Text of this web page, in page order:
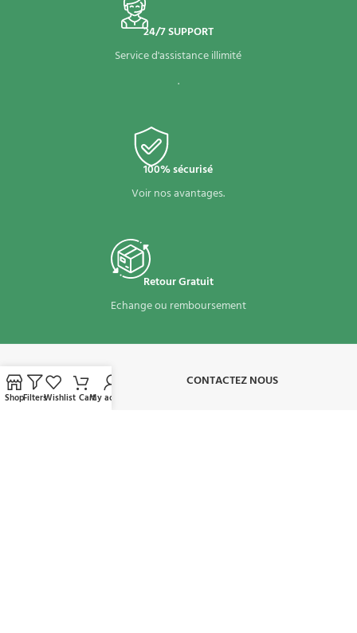
24/7 SUPPORT
Service d'assistance illimité
.
100% sécurisé
Voir nos avantages.
Retour Gratuit
Echange ou remboursement
À PROPOS​ CONTACTEZ NOUS
ShopFiltersWishlist CartMy account